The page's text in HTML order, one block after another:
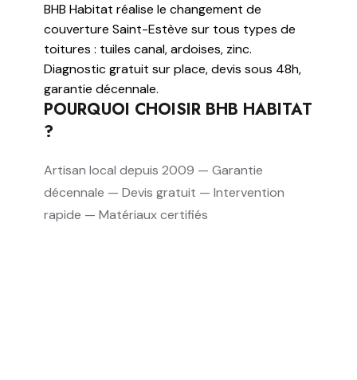
BHB Habitat réalise le changement de
couverture Saint-Estève sur tous types de
toitures : tuiles canal, ardoises, zinc.
Diagnostic gratuit sur place, devis sous 48h,
garantie décennale.
POURQUOI CHOISIR BHB HABITAT
?
Artisan local depuis 2009 — Garantie
décennale — Devis gratuit — Intervention
rapide — Matériaux certifiés